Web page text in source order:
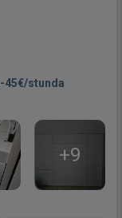
45€/stunda
+9